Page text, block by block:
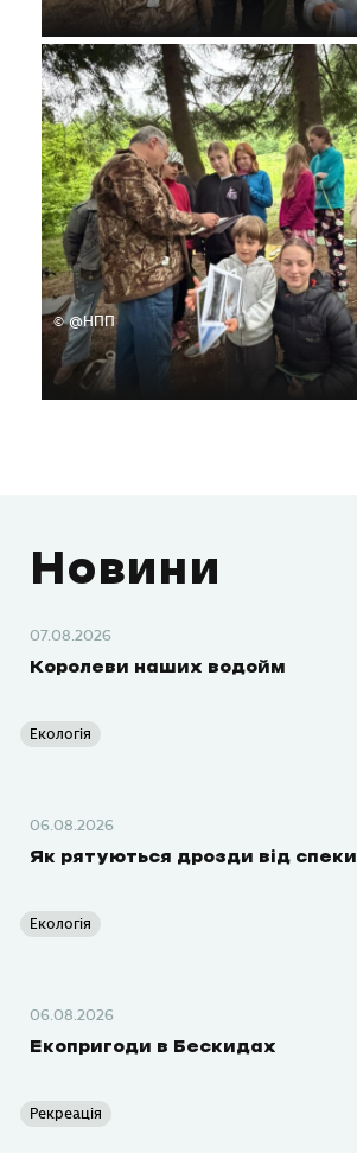
© @НПП
Новини
07.08.2026
Королеви наших водойм
Екологія
06.08.2026
Як рятуються дрозди від спеки
Екологія
06.08.2026
Екопригоди в Бескидах
Рекреація